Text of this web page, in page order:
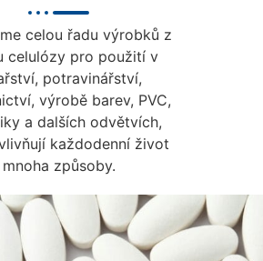
celou řadu výrobků z
celulózy pro použití v
potravinářství,
výrobě barev, PVC,
a dalších odvětvích,
každodenní život
mnoha způsoby.